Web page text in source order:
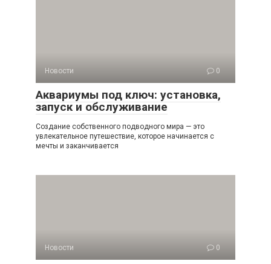
Новости 0
Аквариумы под ключ: установка,
запуск и обслуживание
Создание собственного подводного мира — это
увлекательное путешествие, которое начинается с
мечты и заканчивается
Новости 0